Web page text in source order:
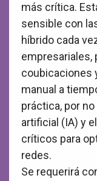
más crítica.
sensible con
híbrido cada
empresariales,
coubicaciones
manual a
práctica, por
artificial (IA) y
críticos para
redes.
Se requerirá